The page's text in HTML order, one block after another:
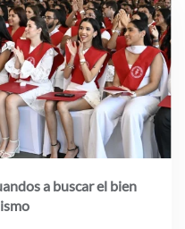
a buscar el bien